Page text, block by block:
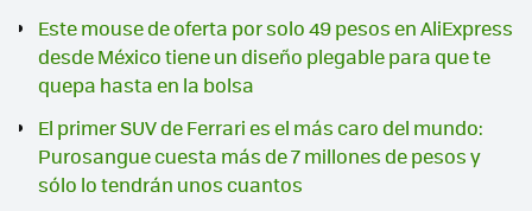
Este mouse de oferta por solo 49 pesos en AliExpress
desde México tiene un diseño plegable para que te
quepa hasta en la bolsa
El primer SUV de Ferrari es el más caro del mundo:
Purosangue cuesta más de 7 millones de pesos y
sólo lo tendrán unos cuantos